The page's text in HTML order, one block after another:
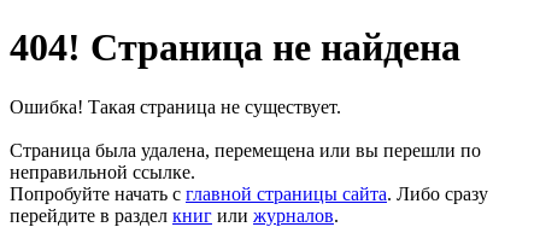
404! Страница не найдена
Ошибка! Такая страница не существует.
Страница была удалена, перемещена или вы перешли по
неправильной ссылке.
Попробуйте начать с главной страницы сайта. Либо сразу
перейдите в раздел книг или журналов.